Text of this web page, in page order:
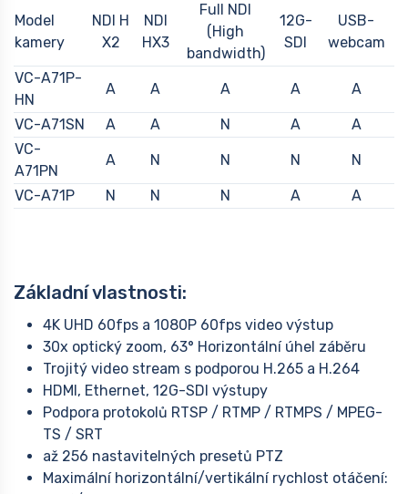
Model
kamery
NDI H
X2
NDI
HX3
Full NDI
​(High
bandwidth)
12G-
SDI
USB-
webcam
VC-A71P-
HN
A A A A A
VC-A71SN A A N A
A
VC-
A71PN
A N N N N
VC-A71P N N N A A
Základní vlastnosti:
4K UHD 60fps a 1080P 60fps video výstup
30x optický zoom, 63° Horizontální úhel záběru
Trojitý video stream s podporou H.265 a H.264
HDMI, Ethernet, 12G-SDI výstupy
Podpora protokolů RTSP / RTMP / RTMPS / MPEG-
TS / SRT
až 256 nastavitelných presetů PTZ
Maximální horizontální/vertikální rychlost otáčení: